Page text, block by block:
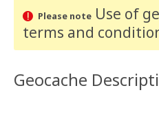
Please noteUse of
terms and
Geocache